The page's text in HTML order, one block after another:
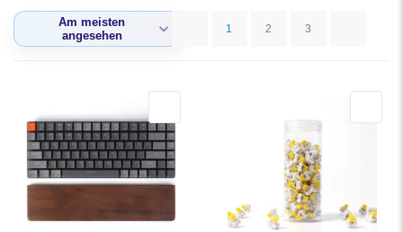
Am meisten
angesehen
Niedrigster Preis
Höchster Preis
1 2 3